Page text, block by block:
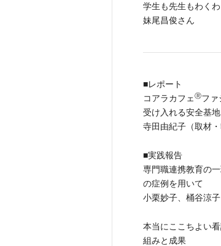
学生も先生もわく
妹尾昌俊さん
■レポート
コアラカフェ Ⓡフ
受け入れる安全基地
寺田由紀子（取材
■実践報告
専門職連携教育の
の症例を用いて
小栗妙子、桶谷涼子
本当にここちよい
組みと成果